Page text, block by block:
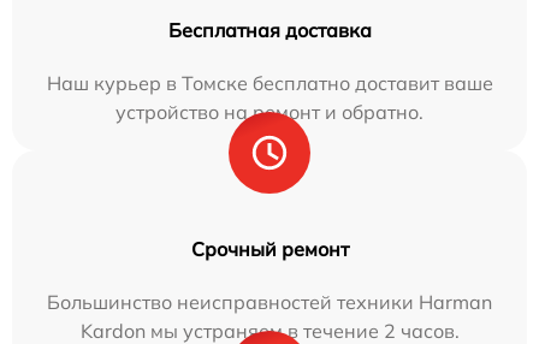
Бесплатная доставка
Наш курьер в Томске бесплатно доставит ваше
устройство на ремонт и обратно.
Срочный ремонт
Большинство неисправностей техники Harman
Kardon мы устраняем в течение 2 часов.